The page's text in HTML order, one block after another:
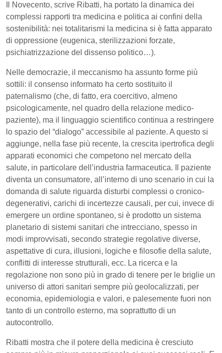
Il Novecento, scrive Ribatti, ha portato la dinamica dei
complessi rapporti tra medicina e politica ai confini della
sostenibilità: nei totalitarismi la medicina si è fatta apparato
di oppressione (eugenica, sterilizzazioni forzate,
psichiatrizzazione del dissenso politico…).
Nelle democrazie, il meccanismo ha assunto forme più
sottili: il consenso informato ha certo sostituito il
paternalismo (che, di fatto, era coercitivo, almeno
psicologicamente, nel quadro della relazione medico-
paziente), ma il linguaggio scientifico continua a restringere
lo spazio del “dialogo” accessibile al paziente. A questo si
aggiunge, nella fase più recente, la crescita ipertrofica degli
apparati economici che competono nel mercato della
salute, in particolare dell’industria farmaceutica. Il paziente
diventa un consumatore, all’interno di uno scenario in cui la
domanda di salute riguarda disturbi complessi o cronico-
degenerativi, carichi di incertezze causali, per cui, invece di
emergere un ordine spontaneo, si è prodotto un sistema
planetario di sistemi sanitari che intrecciano, spesso in
modi improvvisati, secondo strategie regolative diverse,
aspettative di cura, illusioni, logiche e filosofie della salute,
conflitti di interesse strutturali, ecc. La ricerca e la
regolazione non sono più in grado di tenere per le briglie un
universo di attori sanitari sempre più geolocalizzati, per
economia, epidemiologia e valori, e palesemente fuori non
tanto di un controllo esterno, ma soprattutto di un
autocontrollo.
Ribatti mostra che il potere della medicina è cresciuto